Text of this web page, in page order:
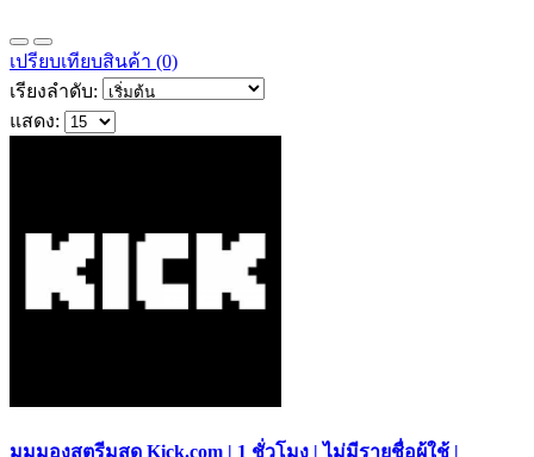
เปรียบเทียบสินค้า (0)
เรียงลำดับ:
แสดง:
มุมมองสตรีมสด Kick.com | 1 ชั่วโมง | ไม่มีรายชื่อผู้ใช้ |